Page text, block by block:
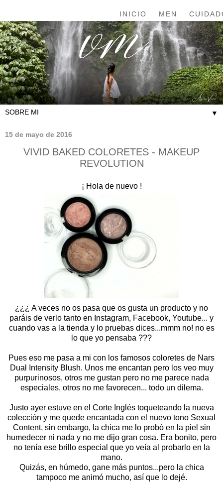
INICIO MEN
▼
15 de mayo de 2016
VIVID BAKED COLORETES - MAKEUP
REVOLUTION
¡ Hola de nuevo !
¿¿¿ A veces no os pasa que os gusta un producto y no
paráis de verlo tanto en Instagram, Facebook, Youtube... y
cuando vas a la tienda y lo pruebas dices...mmm no! no es
lo que yo pensaba ???
Pues eso me pasa a mi con los famosos coloretes de Nars
Dual Intensity Blush. Unos me encantan pero los veo muy
purpurinosos, otros me gustan pero no me parece nada
especiales, otros no me favorecen... todo un dilema.
Justo ayer estuve en el Corte Inglés toqueteando la nueva
colección y me quede encantada con el nuevo tono Sexual
Content, sin embargo, la chica me lo probó en la piel sin
humedecer ni nada y no me dijo gran cosa. Era bonito, pero
no tenía ese brillo especial que yo veía al probarlo en la
mano.
Quizás, en húmedo, gane más puntos...pero la chica
tampoco me animó mucho, así que lo dejé.